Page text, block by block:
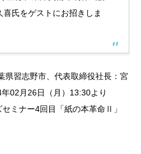
氏をゲストにお招きしま
県習志野市、代表取締役社長：宮
02月26日（月）13:30より
セミナー4回目「紙の本革命Ⅱ」